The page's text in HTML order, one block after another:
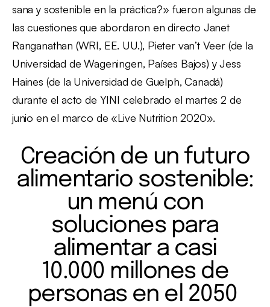
sana y sostenible en la práctica?» fueron algunas de
las cuestiones que abordaron en directo Janet
Ranganathan (WRI, EE. UU.), Pieter van’t Veer (de la
Universidad de Wageningen, Países Bajos) y Jess
Haines (de la Universidad de Guelph, Canadá)
durante el acto de YINI celebrado el martes 2 de
junio en el marco de «Live Nutrition 2020».
Creación de un futuro
alimentario sostenible:
un menú con
soluciones para
alimentar a casi
10.000 millones de
personas en el 2050